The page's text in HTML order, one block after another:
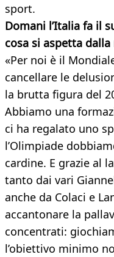
sport.
Domani l’Italia fa il
cosa si aspetta
«Per noi è il
cancellare le
la brutta figura del
Abbiamo una
ci ha regalato uno
l’Olimpiade
cardine. E grazie al
tanto dai vari
anche da Colaci e
accantonare la
concentrati:
l’obiettivo minimo